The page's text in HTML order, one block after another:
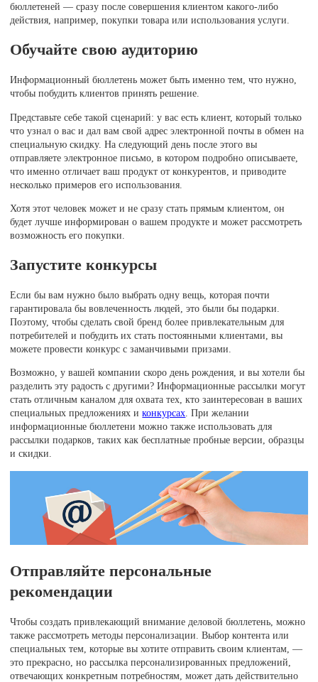
бюллетеней — сразу после совершения клиентом какого-либо
действия, например, покупки товара или использования услуги.
Обучайте свою аудиторию
Информационный бюллетень может быть именно тем, что нужно,
чтобы побудить клиентов принять решение.
Представьте себе такой сценарий: у вас есть клиент, который только
что узнал о вас и дал вам свой адрес электронной почты в обмен на
специальную скидку. На следующий день после этого вы
отправляете электронное письмо, в котором подробно описываете,
что именно отличает ваш продукт от конкурентов, и приводите
несколько примеров его использования.
Хотя этот человек может и не сразу стать прямым клиентом, он
будет лучше информирован о вашем продукте и может рассмотреть
возможность его покупки.
Запустите конкурсы
Если бы вам нужно было выбрать одну вещь, которая почти
гарантировала бы вовлеченность людей, это были бы подарки.
Поэтому, чтобы сделать свой бренд более привлекательным для
потребителей и побудить их стать постоянными клиентами, вы
можете провести конкурс с заманчивыми призами.
Возможно, у вашей компании скоро день рождения, и вы хотели бы
разделить эту радость с другими? Информационные рассылки могут
стать отличным каналом для охвата тех, кто заинтересован в ваших
специальных предложениях иконкурсах . При желании
информационные бюллетени можно также использовать для
рассылки подарков, таких как бесплатные пробные версии, образцы
и скидки.
Отправляйте персональные
рекомендации
Чтобы создать привлекающий внимание деловой бюллетень, можно
также рассмотреть методы персонализации. Выбор контента или
специальных тем, которые вы хотите отправить своим клиентам, —
это прекрасно, но рассылка персонализированных предложений,
отвечающих конкретным потребностям, может дать действительно